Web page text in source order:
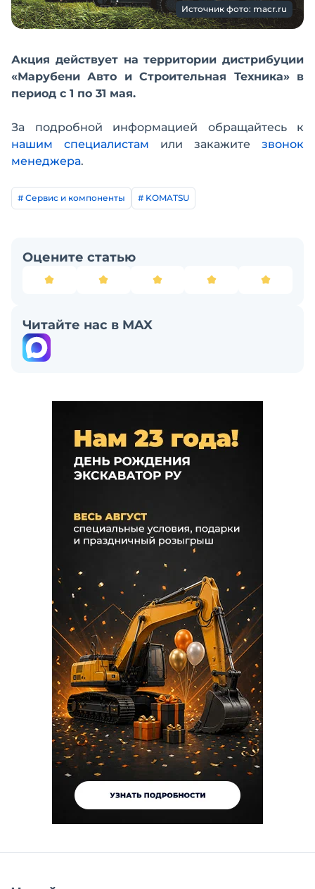
Источник фото: macr.ru
Акция действует на территории дистрибуции
«Марубени Авто и Строительная Техника» в
период с 1 по 31 мая.
За подробной информацией обращайтесь к
нашим специалистам или закажите звонок
менеджера.
# Сервис и компоненты # KOMATSU
Оцените статью
Читайте нас в MAX